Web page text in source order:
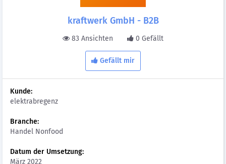
kraftwerk GmbH - B2B
83 Ansichten 0 Gefällt
Gefällt mir
Kunde:
elektrabregenz
Branche:
Handel Nonfood
Datum der Umsetzung:
März 2022